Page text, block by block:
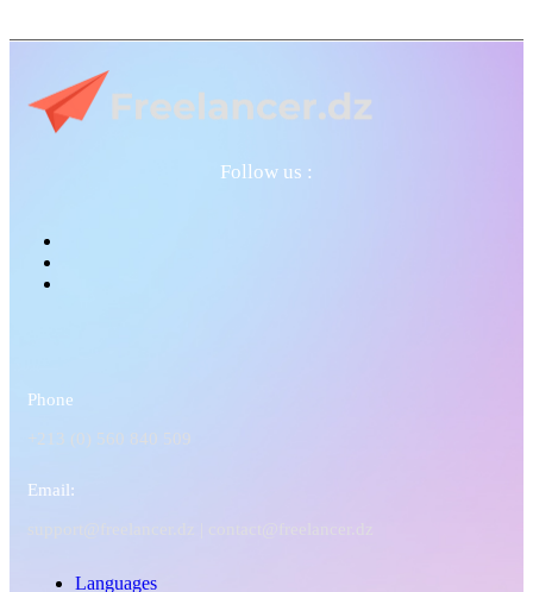
Follow us :
Phone
+213 (0) 560 840 509
Email:
support@freelancer.dz |
Languages